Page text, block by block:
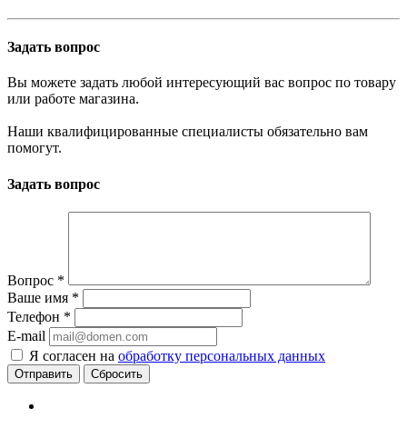
Задать вопрос
Вы можете задать любой интересующий вас вопрос по товару
или работе магазина.
Наши квалифицированные специалисты обязательно вам
помогут.
Задать вопрос
Вопрос *
Ваше имя *
Телефон *
E-mail
Я согласен на обработку персональных данных
Сбросить